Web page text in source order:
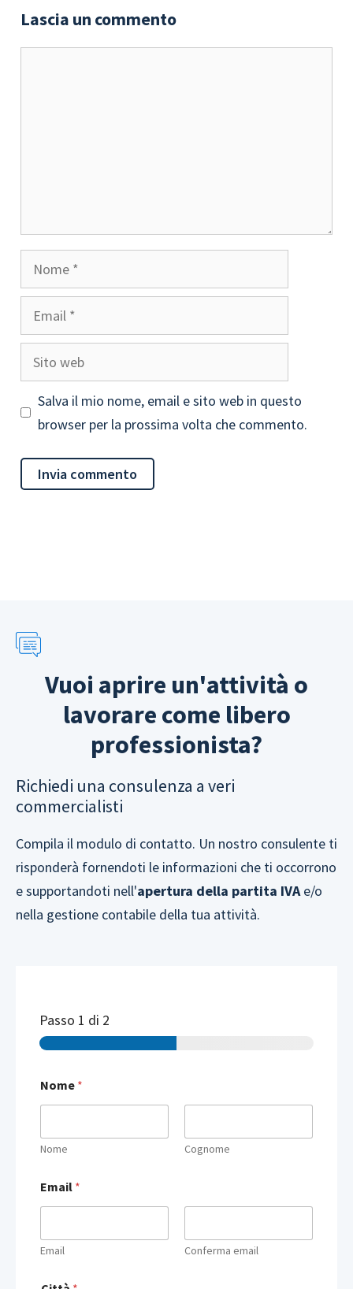
Lascia un commento
Sito
web
Salva il mio nome, email e sito web in questo
browser per la prossima volta che commento.
Vuoi aprire un'attività o
lavorare come libero
professionista?
Richiedi una consulenza a veri
commercialisti
Compila il modulo di contatto. Un nostro consulente ti
risponderà fornendoti le informazioni che ti occorrono
e supportandoti nell'apertura della partita IVA e/o
nella gestione contabile della tua attività.
Passo 1 di 2
L
a
u
Nome *
Nome Cognome
Email *
Email Conferma email